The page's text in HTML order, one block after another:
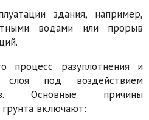
здания, например,
водами или прорыв
процесс разуплотнения и
слоя под воздействием
Основные причины
включают: